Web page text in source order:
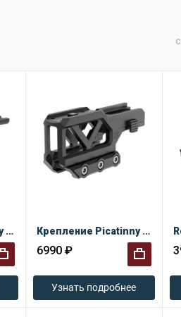
Крепление Picatinny для коллиматора и магнифера Vector Optics Scrapper/Paragon Крепление Picatinny для коллиматора и магнифера Vector Optics Maverick
6990 ₽
Узнать подробнее